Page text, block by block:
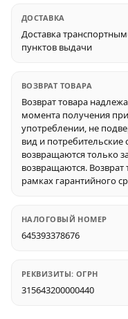
ДОСТАВКА
Доставка
пунктов выдачи
ВОЗВРАТ ТОВАРА
Возврат товара
момента получения
употреблении, не
вид и потребительские
возвращаются только
возвращаются.
рамках гарантийного
НАЛОГОВЫЙ НОМЕР
645393378676
РЕКВИЗИТЫ: ОГРН
315643200000440